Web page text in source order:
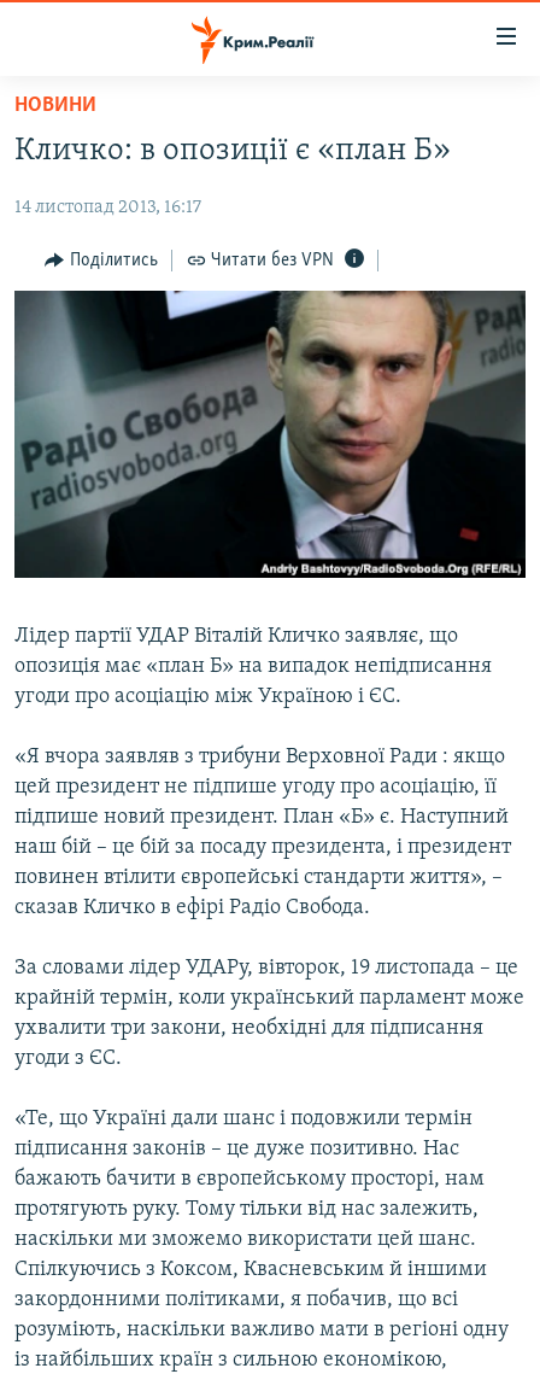
Перейти
основного
Перейти
навігації
Перейти
пошуку
ВІДЕО ТА ФОТО
ПОЛІТИКА
БЛОГИ
ПОГЛЯД
ІНТЕРВ'Ю
ВСЕ ЗА ДЕНЬ
СПЕЦПРОЕКТИ
ДЕПОРТАЦІЯ
ВІДЕОУРОКИ «ELIFBE»
УКРАЇНСЬКА ПРОБЛЕМА КРИМУ
ІНФОГРАФІКА
ЯК ОБІЙТИ БЛОКУВАННЯ
Русский
Qırımtatar
ДОЛУЧАЙСЯ!
Усі сайти RFE/RL
НОВИНИ
Кличко: в опозиції є «план Б»
14 листопад 2013, 16:17
Поділитись Читати без VPN
Лідер партії УДАР Віталій Кличко заявляє, що
опозиція має «план Б» на випадок непідписання
угоди про асоціацію між Україною і ЄС.
«Я вчора заявляв з трибуни Верховної Ради : якщо
цей президент не підпише угоду про асоціацію, її
підпише новий президент. План «Б» є. Наступний
наш бій – це бій за посаду президента, і президент
повинен втілити європейські стандарти життя», –
сказав Кличко в ефірі Радіо Свобода.
За словами лідер УДАРу, вівторок, 19 листопада – це
крайній термін, коли український парламент може
ухвалити три закони, необхідні для підписання
угоди з ЄС.
«Те, що Україні дали шанс і подовжили термін
підписання законів – це дуже позитивно. Нас
бажають бачити в європейському просторі, нам
протягують руку. Тому тільки від нас залежить,
наскільки ми зможемо використати цей шанс.
Спілкуючись з Коксом, Квасневським й іншими
закордонними політиками, я побачив, що всі
розуміють, наскільки важливо мати в регіоні одну
із найбільших країн з сильною економікою,